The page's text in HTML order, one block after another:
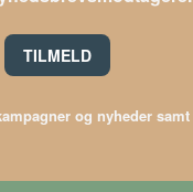
TILMELD
og nyheder samt